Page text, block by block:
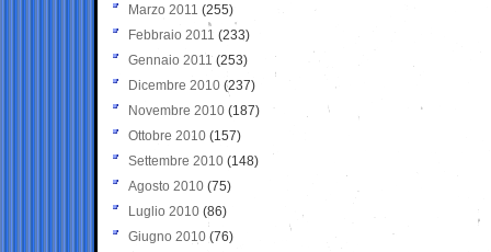
Marzo 2011 (255)
Febbraio 2011 (233)
Gennaio 2011 (253)
Dicembre 2010 (237)
Novembre 2010 (187)
Ottobre 2010 (157)
Settembre 2010 (148)
Agosto 2010 (75)
Luglio 2010 (86)
Giugno 2010 (76)